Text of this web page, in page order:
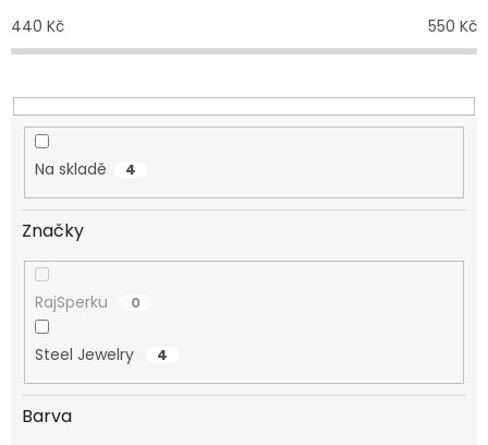
k
t
440 Kč 550 Kč
Na skladě 4
Značky
RajSperku 0
Steel Jewelry 4
Barva